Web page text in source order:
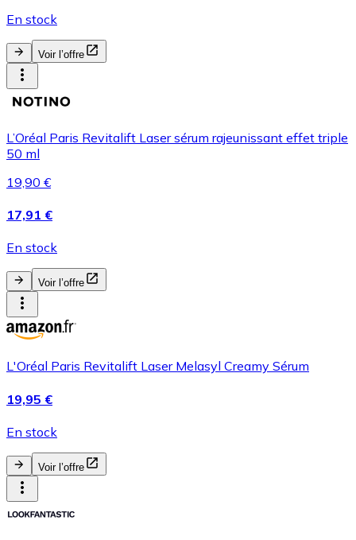
En stock
Voir l’offre
L’Oréal Paris Revitalift Laser sérum rajeunissant effet triple
50 ml
19,90 €
17,91 €
En stock
Voir l’offre
L'Oréal Paris Revitalift Laser Melasyl Creamy Sérum
19,95 €
En stock
Voir l’offre